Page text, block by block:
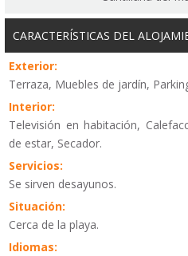
CARACTERÍSTICAS DEL
Exterior:
Terraza, Muebles de jardín,
Interior:
Televisión en habitación,
de estar, Secador.
Servicios:
Se sirven desayunos.
Situación:
Cerca de la playa.
Idiomas: